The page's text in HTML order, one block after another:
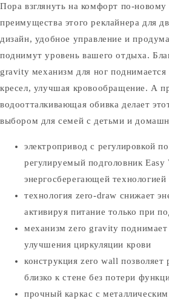
Пора взглянуть на комфорт по-новому
преимущества этого реклайнера для
дизайн, удобное управление и
поднимут уровень вашего отдыха.
gravity механизм для ног
кресел, улучшая кровообращение. А
водоотталкивающая обивка делает
выбором для семей с детьми и
электропривод с регулировкой
регулируемый подголовник
энергосберегающей
технология zero-draw снижает
активируя питание только при
механизм zero gravity
улучшения циркуляции крови
конструкция zero wall позволяет
близко к стене без потери
прочный каркас с